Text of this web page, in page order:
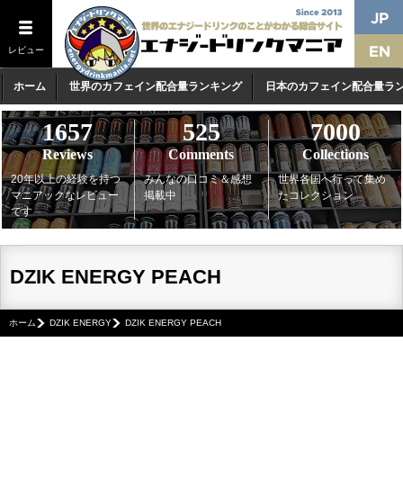
レビュー
ホーム 世界のカフェイン配合量ランキング 日本のカフェイン配合量ラ
1657
Reviews
20年以上の経験を持つ
マニアックなレビュー
です
525
Comments
みんなの口コミ＆感想
掲載中
7000
Collections
世界各国へ行って集め
たコレクション
DZIK ENERGY PEACH
ホーム DZIK ENERGY DZIK ENERGY PEACH